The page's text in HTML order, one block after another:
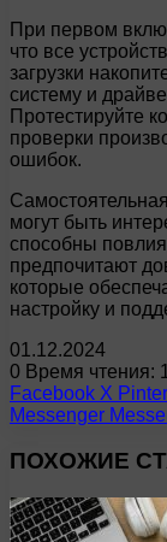
При первом
что все
загрузки
систему и
Протестируйте
проверки
ошибок.
могут быть
способны
предпочитают
которые
настройку и
01.12.2024
0 Время чтения:
Facebook X
Messenger
ПОХОЖИЕ